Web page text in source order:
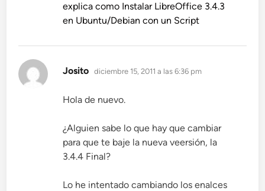
explica como Instalar LibreOffice 3.4.3
en Ubuntu/Debian con un Script
Josito dice:
diciembre 15, 2011 a las 6:36 pm
Hola de nuevo.
¿Alguien sabe lo que hay que cambiar
para que te baje la nueva veersión, la
3.4.4 Final?
Lo he intentado cambiando los enalces